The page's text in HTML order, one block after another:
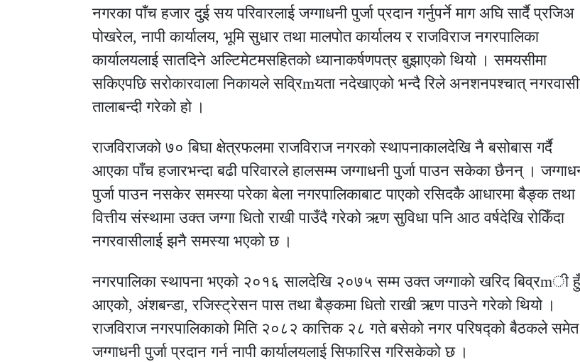
नगरका पाँच हजार दुई सय परिवारलाई जग्गाधनी पुर्जा प्रदान गर्नुपर्ने माग अघि सार्दै प्रजिअ
पोखरेल, नापी कार्यालय, भूमि सुधार तथा मालपोत कार्यालय र राजविराज नगरपालिका
कार्यालयलाई सातदिने अल्टिमेटमसहितको ध्यानाकर्षणपत्र बुझाएको थियो । समयसीमा
सकिएपछि सरोकारवाला निकायले सव्रिmयता नदेखाएको भन्दै रिले अनशनपश्चात्
तालाबन्दी गरेको हो ।
राजविराजको ७० बिघा क्षेत्रफलमा राजविराज नगरको स्थापनाकालदेखि नै बसोबास गर्दै
आएका पाँच हजारभन्दा बढी परिवारले हालसम्म जग्गाधनी पुर्जा पाउन सकेका छैनन् ।
पुर्जा पाउन नसकेर समस्या परेका बेला नगरपालिकाबाट पाएको रसिदकै आधारमा बैङ्क तथा
वित्तीय संस्थामा उक्त जग्गा धितो राखी पाउँदै गरेको ऋण सुविधा पनि आठ वर्षदेखि रोकिँदा
नगरवासीलाई झनै समस्या भएको छ ।
नगरपालिका स्थापना भएको २०१६ सालदेखि २०७५ सम्म उक्त जग्गाको खरिद बिव्रmी
आएको, अंशबन्डा, रजिस्ट्रेसन पास तथा बैङ्कमा धितो राखी ऋण पाउने गरेको थियो ।
राजविराज नगरपालिकाको मिति २०८२ कात्तिक २८ गते बसेको नगर परिषद्को बैठकले समेत
जग्गाधनी पुर्जा प्रदान गर्न नापी कार्यालयलाई सिफारिस गरिसकेको छ ।